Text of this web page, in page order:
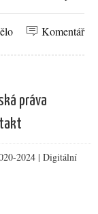
Komentář
práva
2024 | Digitální